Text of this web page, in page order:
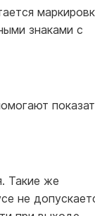
знаками с
Такие же
не